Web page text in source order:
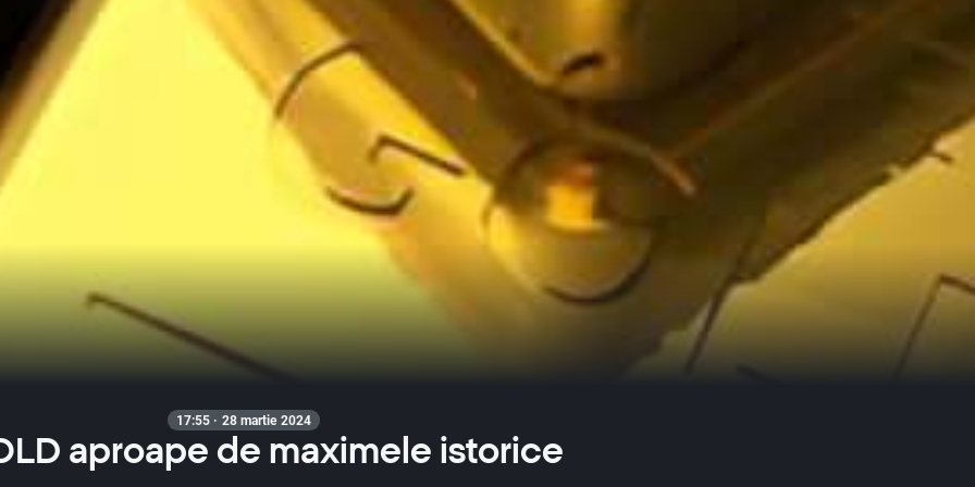
17:55 · 28 martie 2024
aproape de maximele istorice